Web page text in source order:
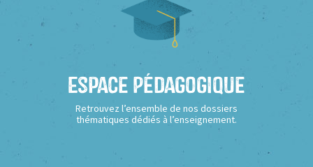
Espace Pédagogique
Retrouvez l’ensemble de nos dossiers
thématiques dédiés à l’enseignement.